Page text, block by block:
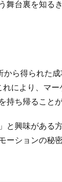
台裏を知る
ら得られた
により、マ
ち帰ること
と興味がある
ーションの秘